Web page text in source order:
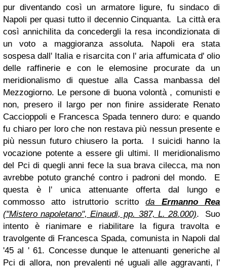
pur diventando così un armatore ligure, fu sindaco di
Napoli per quasi tutto il decennio Cinquanta.
La città era
così annichilita da concedergli la resa incondizionata di
un voto a maggioranza assoluta. Napoli era stata
sospesa dall' Italia e risarcita con l' aria affumicata d' olio
delle raffinerie e con le elemosine procurate da un
meridionalismo di questue alla Cassa manbassa del
Mezzogiorno. Le persone di buona volontà , comunisti e
non, presero il largo per non finire assiderate Renato
Caccioppoli e Francesca Spada tennero duro: e quando
fu chiaro per loro che non restava più nessun presente e
più nessun futuro chiusero la porta.
I suicidi hanno la
vocazione potente a essere gli ultimi. Il meridionalismo
del Pci di quegli anni fece la sua brava cilecca, ma non
avrebbe potuto granché contro i padroni del mondo.
E
questa è l' unica attenuante offerta dal lungo e
commosso atto istruttorio scrittoda Ermanno Rea
("Mistero napoletano", Einaudi, pp. 387, L. 28.000).
Suo
intento è rianimare e riabilitare la figura travolta e
travolgente di Francesca Spada, comunista in Napoli dal
'45 al ' 61. Concesse dunque le attenuanti generiche al
Pci di allora, non prevalenti né uguali alle aggravanti, l'